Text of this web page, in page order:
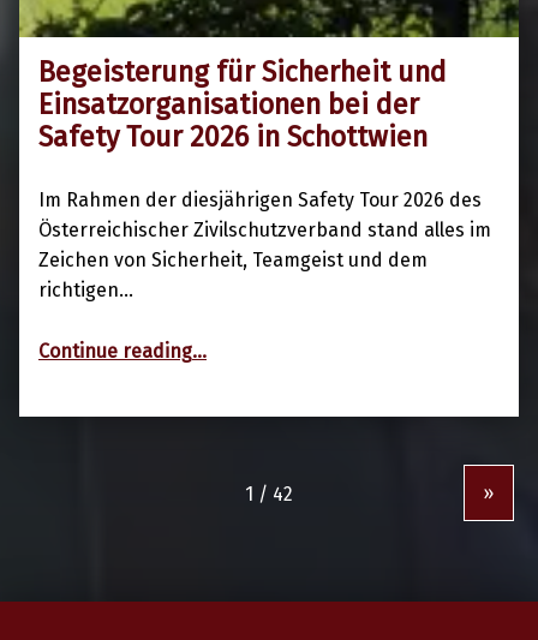
Begeisterung für Sicherheit und
Einsatzorganisationen bei der
Safety Tour 2026 in Schottwien
Im Rahmen der diesjährigen Safety Tour 2026 des
Österreichischer Zivilschutzverband stand alles im
Zeichen von Sicherheit, Teamgeist und dem
richtigen…
Continue reading“Begeisterung für Sicherheit und Einsatzorganisationen bei der Safety Tour 2026 in Schottwien”
…
20. Mai 2026
»